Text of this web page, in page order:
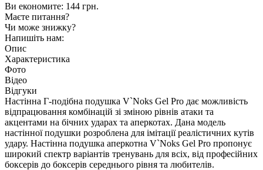
Ви економите: 144 грн.
Маєте питання?
Чи може знижку?
Напишіть нам:
Опис
Характеристика
Фото
Відео
Відгуки
Настінна Г-подібна подушка V`Noks Gel Pro дає можливість
відпрацювання комбінацій зі зміною рівнів атаки та
акцентами на бічних ударах та аперкотах. Дана модель
настінної подушки розроблена для імітації реалістичних кутів
удару. Настінна подушка аперкотна V`Noks Gel Pro пропонує
широкий спектр варіантів тренувань для всіх, від професійних
боксерів до боксерів середнього рівня та любителів.